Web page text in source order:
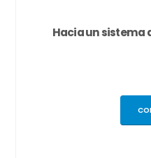
Hacia un sistema